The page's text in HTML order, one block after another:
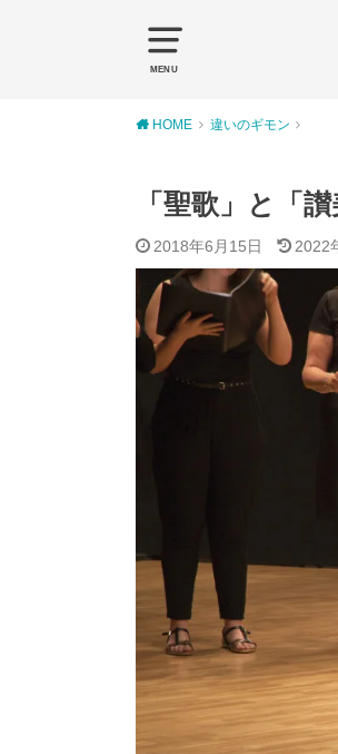
MENU
HOME 違いのギモン
「聖歌」と「
2018年6月15日 2022